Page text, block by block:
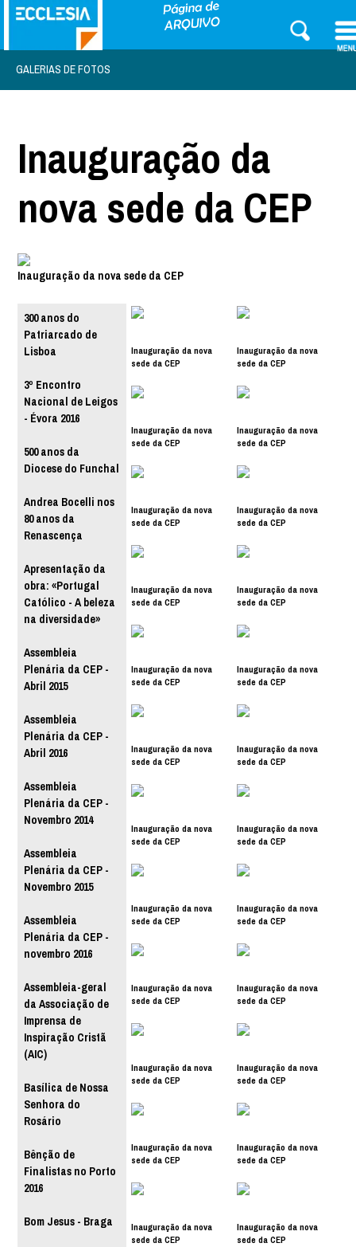
GALERIAS DE FOTOS
Inauguração da
nova sede da CEP
Inauguração da nova sede da CEP
300 anos do
Patriarcado de
Lisboa
3º Encontro
Nacional de Leigos
- Évora 2016
500 anos da
Diocese do Funchal
Andrea Bocelli nos
80 anos da
Renascença
Apresentação da
obra: «Portugal
Católico - A beleza
na diversidade»
Assembleia
Plenária da CEP -
Abril 2015
Assembleia
Plenária da CEP -
Abril 2016
Assembleia
Plenária da CEP -
Novembro 2014
Assembleia
Plenária da CEP -
Novembro 2015
Assembleia
Plenária da CEP -
novembro 2016
Assembleia-geral
da Associação de
Imprensa de
Inspiração Cristã
(AIC)
Basílica de Nossa
Senhora do
Rosário
Bênção de
Finalistas no Porto
2016
Bom Jesus - Braga
Inauguração da nova
sede da CEP
Inauguração da nova
sede da CEP
Inauguração da nova
sede da CEP
Inauguração da nova
sede da CEP
Inauguração da nova
sede da CEP
Inauguração da nova
sede da CEP
Inauguração da nova
sede da CEP
Inauguração da nova
sede da CEP
Inauguração da nova
sede da CEP
Inauguração da nova
sede da CEP
Inauguração da nova
sede da CEP
Inauguração da nova
sede da CEP
Inauguração da nova
sede da CEP
Inauguração da nova
sede da CEP
Inauguração da nova
sede da CEP
Inauguração da nova
sede da CEP
Inauguração da nova
sede da CEP
Inauguração da nova
sede da CEP
Inauguração da nova
sede da CEP
Inauguração da nova
sede da CEP
Inauguração da nova
sede da CEP
Inauguração da nova
sede da CEP
Inauguração da nova
sede da CEP
Inauguração da nova
sede da CEP